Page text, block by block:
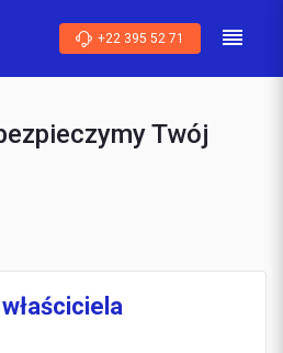
+22 395 52 71
Twój